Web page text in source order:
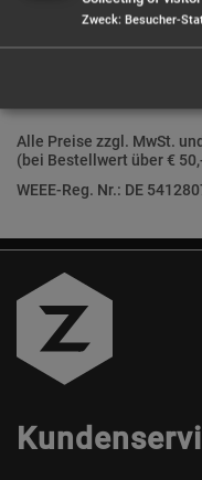
Alle Preise zzgl. MwSt.
(bei Bestellwert über €
WEEE-Reg. Nr.: DE
Zweck: Besucher-